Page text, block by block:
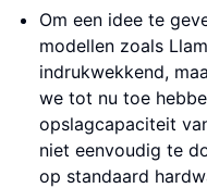
Om een idee te
modellen zoals
indrukwekkend,
we tot nu toe
opslagcapaciteit
niet eenvoudig te
op standaard